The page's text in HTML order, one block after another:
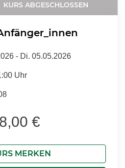
KURS ABGESCHLOSSEN
- Di. 05.05.2026
Uhr
€
MERKEN